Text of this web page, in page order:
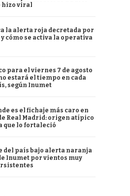
hizo viral
la alerta roja decretada por
cómo se activa la operativa
para el viernes 7 de agosto
estará el tiempo en cada
según Inumet
es el fichaje más caro en
Real Madrid: origen atípico
que lo fortaleció
del país bajo alerta naranja
Inumet por vientos muy